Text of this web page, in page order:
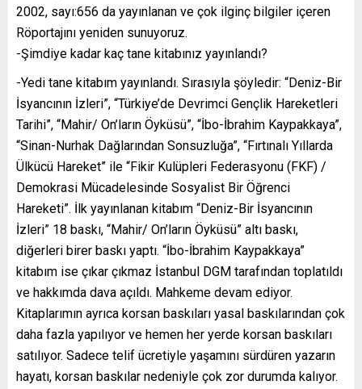
2002, sayı:656 da yayınlanan ve çok ilginç bilgiler içeren
Röportajını yeniden sunuyoruz.
-Şimdiye kadar kaç tane kitabınız yayınlandı?
-Yedi tane kitabım yayınlandı. Sırasıyla şöyledir: “Deniz-Bir
İsyancının İzleri”, “Türkiye’de Devrimci Gençlik Hareketleri
Tarihi”, “Mahir/ On’ların Öyküsü”, “İbo-İbrahim Kaypakkaya”,
“Sinan-Nurhak Dağlarından Sonsuzluğa”, “Fırtınalı Yıllarda
Ülkücü Hareket” ile “Fikir Kulüpleri Federasyonu (FKF) /
Demokrasi Mücadelesinde Sosyalist Bir Öğrenci
Hareketi”. İlk yayınlanan kitabım “Deniz-Bir İsyancının
İzleri” 18 baskı, “Mahir/ On’ların Öyküsü” altı baskı,
diğerleri birer baskı yaptı. “İbo-İbrahim Kaypakkaya”
kitabım ise çıkar çıkmaz İstanbul DGM tarafından toplatıldı
ve hakkımda dava açıldı. Mahkeme devam ediyor.
Kitaplarımın ayrıca korsan baskıları yasal baskılarından çok
daha fazla yapılıyor ve hemen her yerde korsan baskıları
satılıyor. Sadece telif ücretiyle yaşamını sürdüren yazarın
hayatı, korsan baskılar nedeniyle çok zor durumda kalıyor.